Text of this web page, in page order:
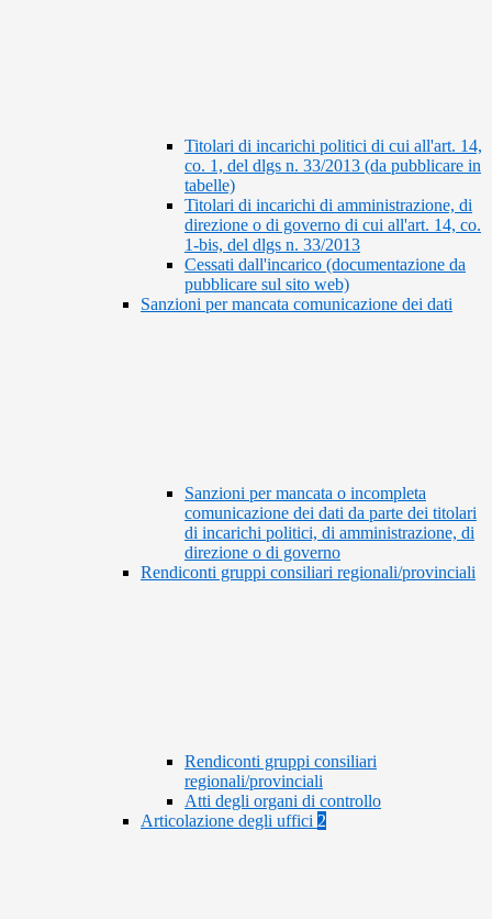
Titolari di incarichi politici di cui all'art. 14,
co. 1, del dlgs n. 33/2013 (da pubblicare in
tabelle)
Titolari di incarichi di amministrazione, di
direzione o di governo di cui all'art. 14, co.
1-bis, del dlgs n. 33/2013
Cessati dall'incarico (documentazione da
pubblicare sul sito web)
Sanzioni per mancata comunicazione dei dati
Sanzioni per mancata o incompleta
comunicazione dei dati da parte dei titolari
di incarichi politici, di amministrazione, di
direzione o di governo
Rendiconti gruppi consiliari regionali/provinciali
Rendiconti gruppi consiliari
regionali/provinciali
Atti degli organi di controllo
Articolazione degli uffici 2